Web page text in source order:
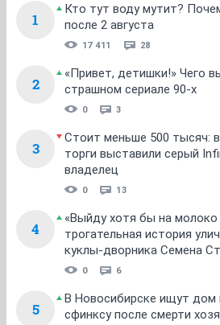
1
Кто тут воду мутит?
после 2 августа
17 411 28
2
«Привет, детишки!» Чего
страшном сериале 90-х
0 3
3
Стоит меньше 500 тысяч:
торги выставили серый
владелец
0 13
4
«Выйду хотя бы на молоко
трогательная история
куклы-дворника Семена
0 6
5
В Новосибирске ищут дом
сфинксу после смерти